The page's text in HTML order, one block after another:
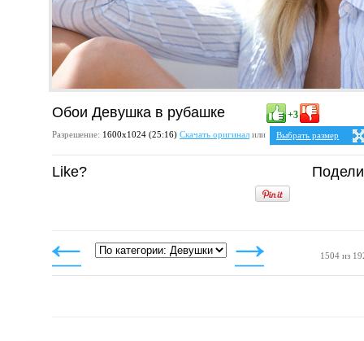
Обои Девушка в рубашке +3
Разрешение: 1600х1024 (25:16) Скачать оригиналили
Выбрать размер
Ваше разрешение:Не
1280x1024
4:3
1600x1200
Like?
1504 из